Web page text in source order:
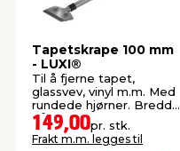
& ugress
og sylting
Tapetskrape 100 mm
- LUXI®
Til å fjerne tapet,
glassvev, vinyl m.m. Med
rundede hjørner. Bredde
på 10 cm.
149,00pr. stk.
Frakt m.m. legges til